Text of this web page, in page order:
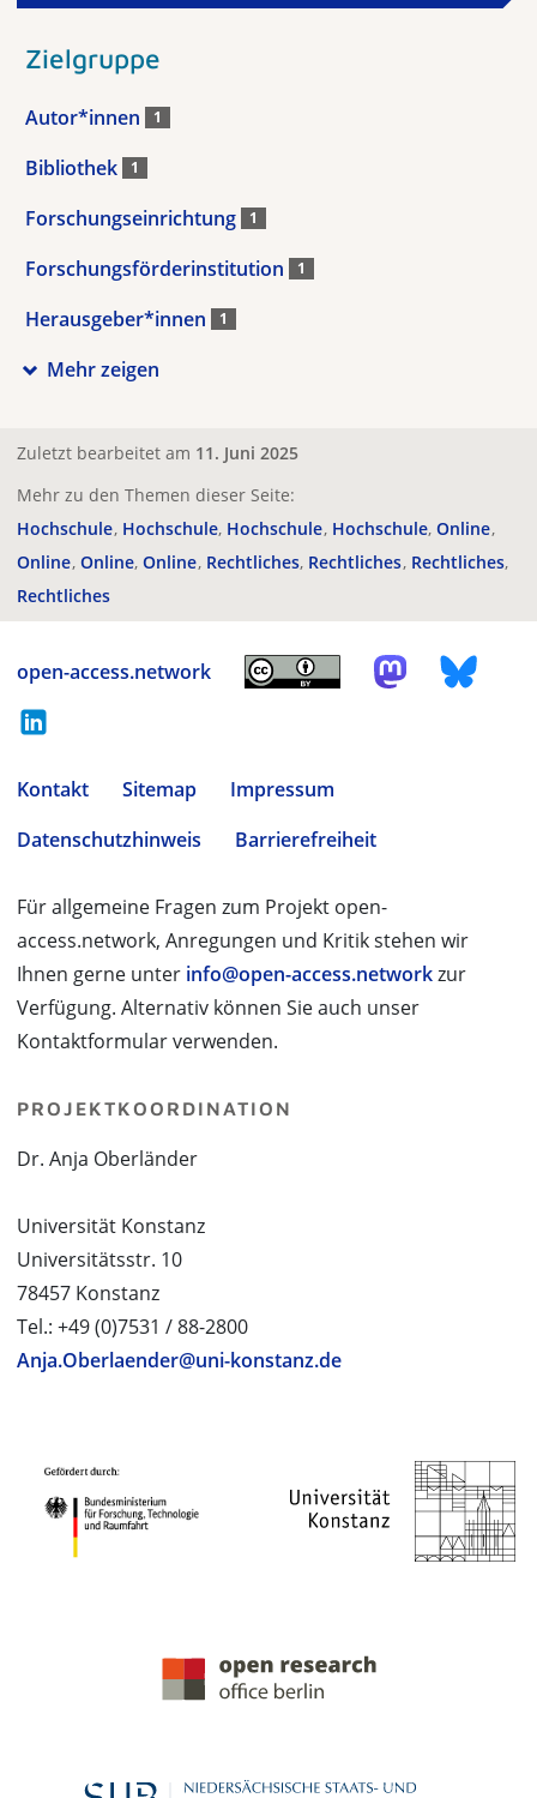
Zielgruppe
Autor*innen 1
Bibliothek 1
Forschungseinrichtung 1
Forschungsförderinstitution 1
Herausgeber*innen 1
Mehr zeigen
Zuletzt bearbeitet am 11. Juni 2025
Mehr zu den Themen dieser Seite:
Hochschule Hochschule Hochschule Hochschule Online
Online Online Online Rechtliches Rechtliches Rechtliches
Rechtliches
open-access.network
Kontakt Sitemap
Impressum
Datenschutzhinweis
Barrierefreiheit
Für allgemeine Fragen zum Projekt open-
access.network, Anregungen und Kritik stehen wir
Ihnen gerne unter info@open-access.networkzur
Verfügung. Alternativ können Sie auch unser
Kontaktformular verwenden.
PROJEKTKOORDINATION
Dr. Anja Oberländer
Universität Konstanz
Universitätsstr. 10
78457 Konstanz
Tel.: +49 (0)7531 / 88-2800
Anja.Oberlaender@uni-konstanz.de